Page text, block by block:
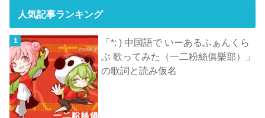
人気記事ランキング
「*: ) 中国語で いーあるふぁんくら
ぶ 歌ってみた（一二粉絲俱樂部）」
の歌詞と読み仮名